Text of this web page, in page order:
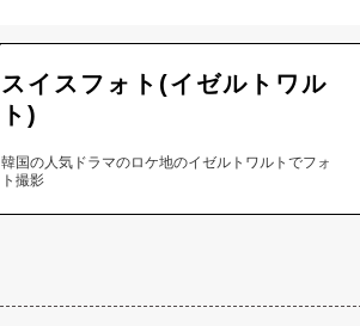
スイスフォト(イゼルトワル
ト)
韓国の人気ドラマのロケ地のイゼルトワルトでフォ
ト撮影